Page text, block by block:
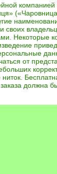
компанией
своих
Некоторые
от
должна